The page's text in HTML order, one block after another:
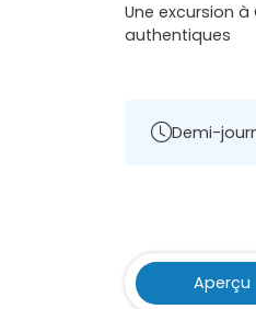
Une excursion
authentiques
Demi-
Aperçu